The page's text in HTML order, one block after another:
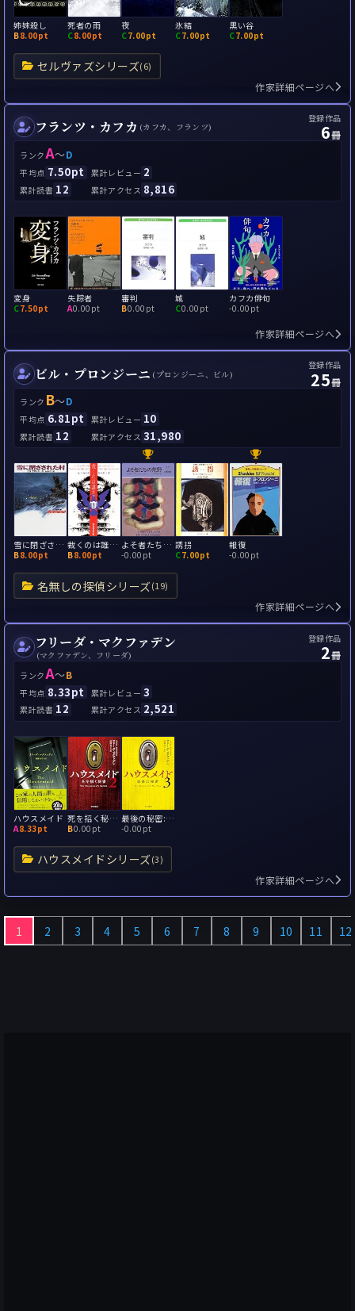
セルヴァズシリーズ(6)
姉妹殺し
B8.00pt
死者の雨
C8.00pt
夜
C7.00pt
氷結
C7.00pt
黒い谷
C7.00pt
作家詳細ページへ
フランツ・カフカ (カフカ、フランツ)
登録作品
6冊
ランクA～D
平均点 7.50pt 累計レビュー 2
累計読書 12 累計アクセス 8,816
変身
C7.50pt
失踪者
A0.00pt
審判
B0.00pt
城
C0.00pt
カフカ俳句
-0.00pt
作家詳細ページへ
ビル・プロンジーニ (プロンジーニ、ビル)
登録作品
25冊
ランク B～D
平均点 6.81pt 累計レビュー 10
累計読書 12 累計アクセス 31,980
名無しの探偵シリーズ(19)
雪に閉ざされた村
B8.00pt
裁くのは誰か？
B8.00pt
よそ者たちの荒野
-0.00pt
誘拐
C7.00pt
報復
-0.00pt
作家詳細ページへ
フリーダ・マクファデン
(マクファデン、フリーダ)
登録作品
2冊
ランクA～B
平均点 8.33pt 累計レビュー 3
累計読書 12 累計アクセス 2,521
ハウスメイドシリーズ(3)
ハウスメイド
A8.33pt
死を招く秘密: ハウスメイド2
B0.00pt
最後の秘密: ハウスメイド3
-0.00pt
作家詳細ページへ
1 2 3 4 5 6 7 8 9 10 11 12